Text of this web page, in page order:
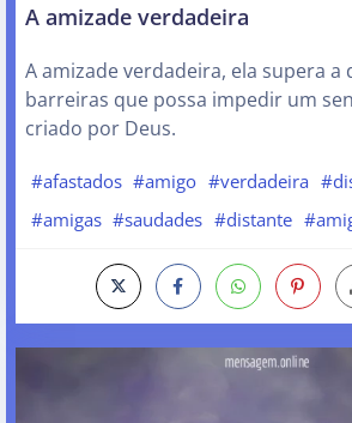
A amizade verdadeira
A amizade verdadeira, ela supera a
barreiras que possa impedir um
criado por Deus.
#afastados #amigo #verdadeira
#amigas #saudades #distante